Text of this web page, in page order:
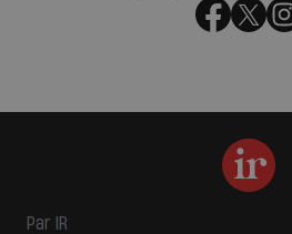
Par IR